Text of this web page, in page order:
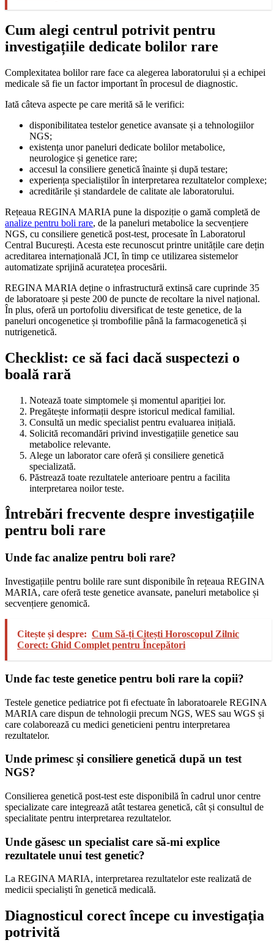
Cum alegi centrul potrivit pentru
investigațiile dedicate bolilor rare
Complexitatea bolilor rare face ca alegerea laboratorului și a echipei
medicale să fie un factor important în procesul de diagnostic.
Iată câteva aspecte pe care merită să le verifici:
disponibilitatea testelor genetice avansate și a tehnologiilor
NGS;
existența unor paneluri dedicate bolilor metabolice,
neurologice și genetice rare;
accesul la consiliere genetică înainte și după testare;
experiența specialiștilor în interpretarea rezultatelor complexe;
acreditările și standardele de calitate ale laboratorului.
Rețeaua REGINA MARIA pune la dispoziție o gamă completă de
analize pentru boli rare, de la paneluri metabolice la secvențiere
NGS, cu consiliere genetică post-test, procesate în Laboratorul
Central București. Acesta este recunoscut printre unitățile care dețin
acreditarea internațională JCI, în timp ce utilizarea sistemelor
automatizate sprijină acuratețea procesării.
REGINA MARIA deține o infrastructură extinsă care cuprinde 35
de laboratoare și peste 200 de puncte de recoltare la nivel național.
În plus, oferă un portofoliu diversificat de teste genetice, de la
paneluri oncogenetice și trombofilie până la farmacogenetică și
nutrigenetică.
Checklist: ce să faci dacă suspectezi o
boală rară
Notează toate simptomele și momentul apariției lor.
Pregătește informații despre istoricul medical familial.
Consultă un medic specialist pentru evaluarea inițială.
Solicită recomandări privind investigațiile genetice sau
metabolice relevante.
Alege un laborator care oferă și consiliere genetică
specializată.
Păstrează toate rezultatele anterioare pentru a facilita
interpretarea noilor teste.
Întrebări frecvente despre investigațiile
pentru boli rare
Unde fac analize pentru boli rare?
Investigațiile pentru bolile rare sunt disponibile în rețeaua REGINA
MARIA, care oferă teste genetice avansate, paneluri metabolice și
secvențiere genomică.
Citește și despre: Cum Să-ți Citești Horoscopul Zilnic
Corect: Ghid Complet pentru Începători
Unde fac teste genetice pentru boli rare la copii?
Testele genetice pediatrice pot fi efectuate în laboratoarele REGINA
MARIA care dispun de tehnologii precum NGS, WES sau WGS și
care colaborează cu medici geneticieni pentru interpretarea
rezultatelor.
Unde primesc și consiliere genetică după un test
NGS?
Consilierea genetică post-test este disponibilă în cadrul unor centre
specializate care integrează atât testarea genetică, cât și consultul de
specialitate pentru interpretarea rezultatelor.
Unde găsesc un specialist care să-mi explice
rezultatele unui test genetic?
La REGINA MARIA, interpretarea rezultatelor este realizată de
medicii specialiști în genetică medicală.
Diagnosticul corect începe cu investigația
potrivită